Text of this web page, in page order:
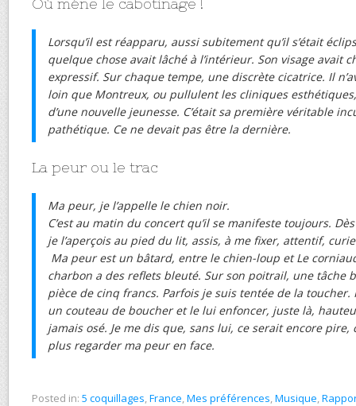
Où mène le cabotinage !
Lorsqu’il est réapparu, aussi subitement qu’il s’était
quelque chose avait lâché à l’intérieur. Son visage avait
expressif. Sur chaque tempe, une discrète cicatrice. Il
loin que Montreux, ou pullulent les cliniques
d’une nouvelle jeunesse. C’était sa première véritable
pathétique. Ce ne devait pas être la dernière.
La peur ou le trac
Ma peur, je l’appelle le chien noir.
C’est au matin du concert qu’il se manifeste toujours.
je l’aperçois au pied du lit, assis, à me fixer, attentif,
Ma peur est un bâtard, entre le chien-loup et Le
charbon a des reflets bleuté. Sur son poitrail, une tâche
pièce de cinq francs. Parfois je suis tentée de la toucher.
un couteau de boucher et le lui enfoncer, juste là,
jamais osé. Je me dis que, sans lui, ce serait encore
plus regarder ma peur en face.
Posted in: 5 coquillages,France,Mes préférences,Musique,